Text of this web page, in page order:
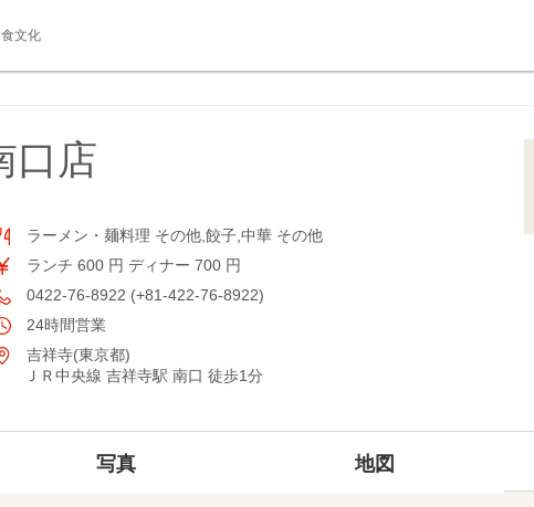
食文化
口店
ラーメン・麺料理 その他,餃子,中華 その他
ランチ 600 円 ディナー 700 円
0422-76-8922 (+81-422-76-8922)
24時間営業
吉祥寺(東京都)
ＪＲ中央線 吉祥寺駅 南口 徒歩1分
写真 地図